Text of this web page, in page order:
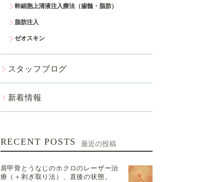
幹細胞上清液注入療法（歯髄・脂肪）
脂肪注入
ゼオスキン
スタッフブログ
新着情報
RECENT POSTS 最近の投稿
肩甲骨とうなじのホクロのレーザー治
療（＋剥ぎ取り法）、直後の状態。